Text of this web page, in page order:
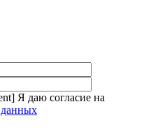
Я даю согласие на